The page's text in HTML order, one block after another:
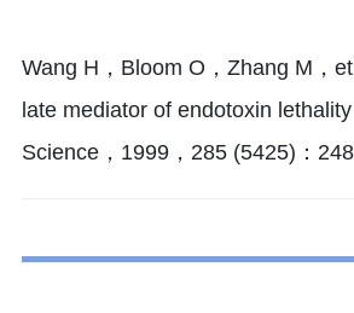
Wang H，Bloom O，Zhang M，
late mediator of endotoxin
Science，1999，285 (5425)：